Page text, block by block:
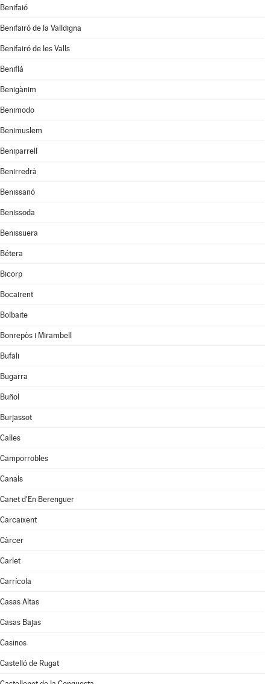
Benifaió
Benifairó de la Valldigna
Benifairó de les Valls
Beniflá
Benigànim
Benimodo
Benimuslem
Beniparrell
Benirredrà
Benissanó
Benissoda
Benissuera
Bétera
Bicorp
Bocairent
Bolbaite
Bonrepòs i Mirambell
Bufali
Bugarra
Buñol
Burjassot
Calles
Camporrobles
Canals
Canet d'En Berenguer
Carcaixent
Càrcer
Carlet
Carrícola
Casas Altas
Casas Bajas
Casinos
Castelló de Rugat